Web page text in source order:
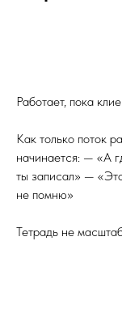
Работает, пока
Как только поток
начинается: — «А
ты записал» —
не помню»
Тетрадь не